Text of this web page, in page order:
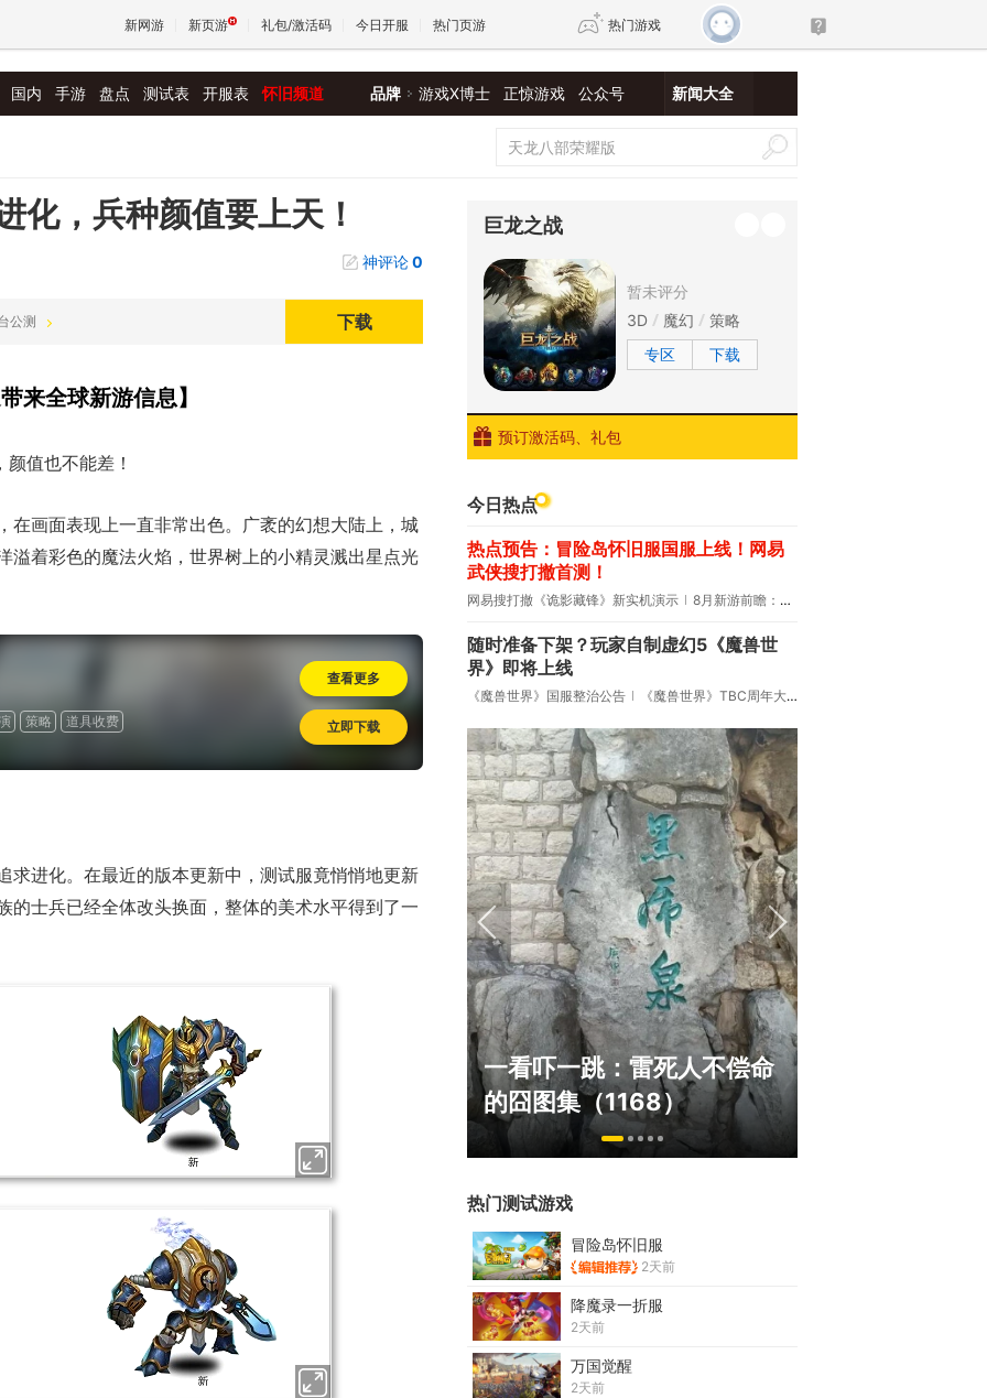
新网游 新页游 礼包/激活码 今日开服 热门页游 热门游戏
王权与自由 诛仙世界
国内 手游 盘点 测试表 开服表 怀旧频道 品牌 游戏X博士 正惊游戏 公众号 新闻大全
化，兵种颜值要上天！
神评论0
公测 下载
来全球新游信息】
值也不能差！
在画面表现上一直非常出色。广袤的幻想大陆上，城
溢着彩色的魔法火焰，世界树上的小精灵溅出星点光
策略 道具收费
查看更多
立即下载
求进化。在最近的版本更新中，测试服竟悄悄地更新
的士兵已经全体改头换面，整体的美术水平得到了一
巨龙之战
暂未评分
3D
魔幻
策略
专区
下载
预订激活码、礼包
今日热点
热点预告：冒险岛怀旧服国服上线！网易
武侠搜打撤首测！
网易搜打撤《诡影藏锋》新实机演示 8月新游前瞻：《诡秘之主》领衔
随时准备下架？玩家自制虚幻5《魔兽世
界》即将上线
《魔兽世界》国服整治公告 《魔兽世界》TBC周年大更：双经典团本回归！
老友服“逐鹿中原”火爆上
线，回馈18年天下老头
一看吓一跳：雷死人不偿命
的囧图集（1168）
热门测试游戏
冒险岛怀旧服
2天前
降魔录一折服
2天前
万国觉醒
2天前